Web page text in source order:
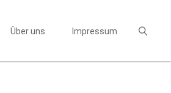
Über uns Impressum